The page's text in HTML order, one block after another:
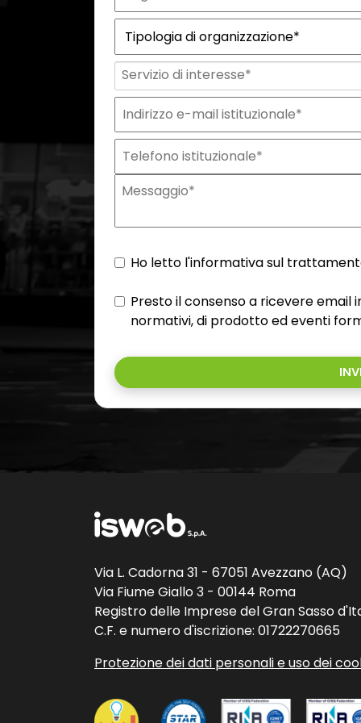
Ho letto l'informativa sul
Presto il consenso a ricevere
normativi, di prodotto ed eventi
Via L. Cadorna 31 - 67051 Avezzano (AQ)
Via Fiume Giallo 3 - 00144 Roma
Registro delle Imprese del Gran Sasso
C.F. e numero d'iscrizione: 01722270665
Protezione dei dati personali e uso dei